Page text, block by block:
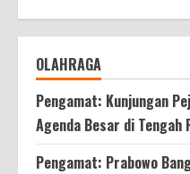
OLAHRAGA
Pengamat: Kunjungan
Agenda Besar di Tengah
Pengamat: Prabowo